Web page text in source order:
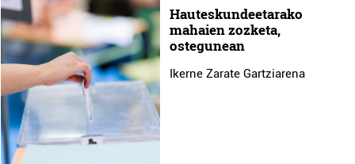
Hauteskundeetarako
mahaien zozketa,
ostegunean
Ikerne Zarate Gartziarena